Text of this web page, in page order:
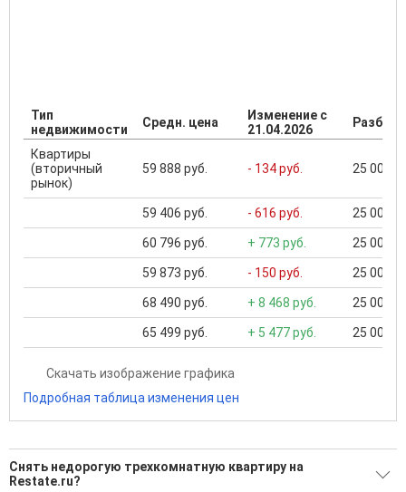
Тип
недвижимости
Средн. цена
Изменение с
21.04.2026
Квартиры
(вторичный
рынок)
59 888 руб. - 134 руб. 25 000
59 406 руб. - 616 руб. 25 000
60 796 руб. + 773 руб. 25 000
59 873 руб. - 150 руб. 25 000
68 490 руб. + 8 468 руб. 25 000
65 499 руб. + 5 477 руб. 25 000
Скачать изображение графика
Подробная таблица изменения цен
Снять недорогую трехкомнатную квартиру на
Restate.ru?